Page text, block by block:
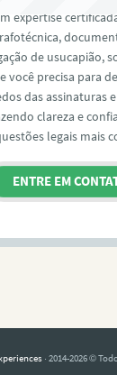
expertise
de usucapião,
você precisa para
das assinaturas
clareza e
legais mais
ENTRE EM
· 2014-2026 ©